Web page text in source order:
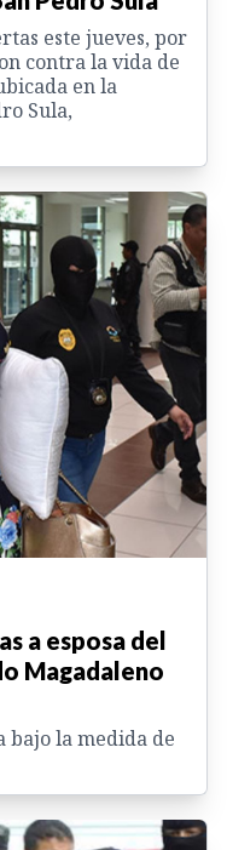
este jueves, por
contra la vida de
en la
Sula,
a esposa del
Magadaleno
bajo la medida de